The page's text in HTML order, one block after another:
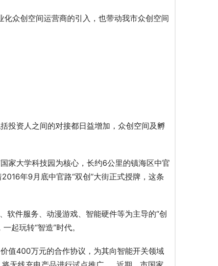
化众创空间运营商的引入，也带动我市众创空间
投资人之间的对接都日益增加，众创空间及孵
家大学科技园为核心，长约6公里的镇海区中官
年9月底中官路“双创”大街正式授牌，这条
软件服务、动漫游戏、智能硬件等为主导的“创
起玩转“智造”时代。
值400万元的合作协议，为其向智能开关领域